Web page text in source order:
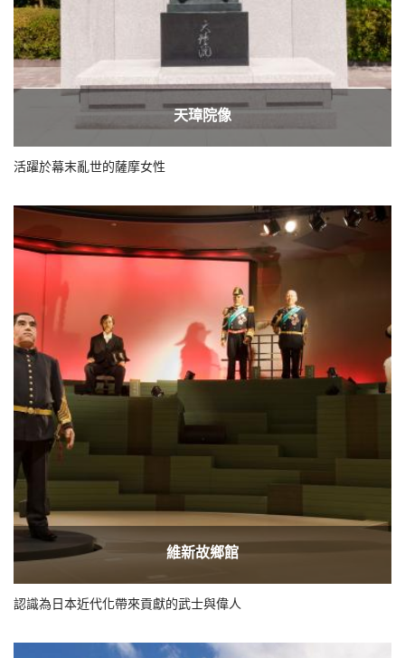
天璋院像
活躍於幕末亂世的薩摩女性
維新故鄉館
認識為日本近代化帶來貢獻的武士與偉人